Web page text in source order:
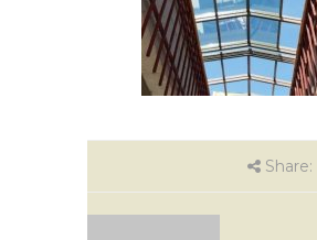
Share: